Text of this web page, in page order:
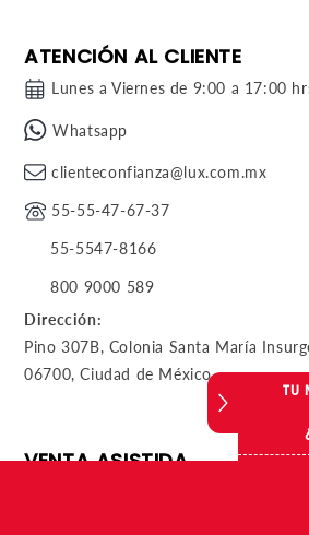
TU
ATENCIÓN AL CLIENTE
Lunes a Viernes de 9:00 a 17:00
Whatsapp
clienteconfianza@lux.com.mx
55-55-47-67-37
55-5547-8166
800 9000 589
Dirección:
Pino 307B, Colonia Santa María
06700, Ciudad de México
VENTA ASISTIDA